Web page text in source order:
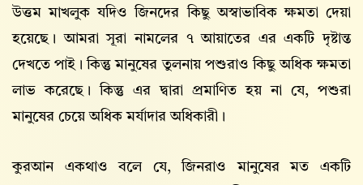
উত্তম মাখলুক যদিও জিনদের কিছু অস্বাভাবিক ক্ষমতা দেয়া
হয়েছে। আমরা সূরা নামলের ৭ আয়াতের এর একটি দৃষ্টান্ত
দেখতে পাই। কিন্তু মানুষের তুলনায় পশুরাও কিছু অধিক ক্ষমতা
লাভ করেছে। কিন্তু এর দ্বারা প্রমাণিত হয় না যে, পশুরা
মানুষের চেয়ে অধিক মর্যাদার অধিকারী।
কুরআন একথাও বলে যে, জিনরাও মানুষের মত একটি